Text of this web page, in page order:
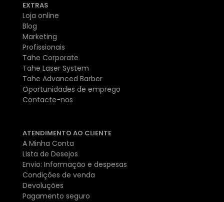
EXTRAS
Loja online
Blog
Marketing
Profissionais
Tahe Corporate
Tahe Laser System
Tahe Advanced Barber
Oportunidades de emprego
Contacte-nos
ATENDIMENTO AO CLIENTE
A Minha Conta
Lista de Desejos
Envio: Informação e despesas
Condições de venda
Devoluções
Pagamento seguro